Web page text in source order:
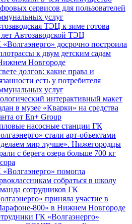
сервисов для пользователей
услуг
ТЭЦ к зиме готова
Автозаводской ТЭЦ
досрочно построила
к двум детским садам
Новгороде
долгов: какие права и
есть у потребителя
услуг
интерактивный макет
в музее «Кварки» на средства
от En+ Group
насосные станции ГК
стали арт-объектами
мир лучше». Нижегородцы
с берега озера больше 700 кг
помогла
собраться в школу
сотрудников ГК
приняла участие в
800» в Нижнем Новгороде
ГК «Волгаэнерго»